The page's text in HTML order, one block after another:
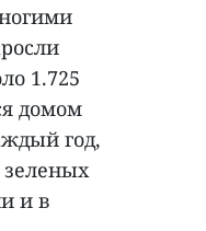
1.725
домом
год,
зеленых
и в